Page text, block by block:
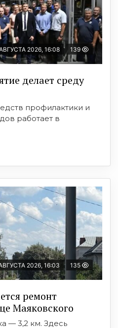
2026, 16:08 139
делает среду
профилактики и
работает в
2026, 16:03 135
ремонт
Маяковского
— 3,2 км. Здесь